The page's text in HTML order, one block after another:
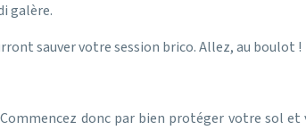
galère.
sauver votre session brico. Allez, au boulot !
donc par bien protéger votre sol